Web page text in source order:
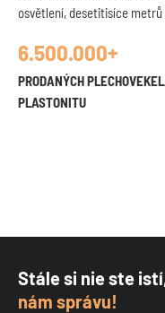
osvětlení, desetitisíce
6.500.000+
PRODANÝCH
PLASTONITU
Stále si nie ste
nám správu!